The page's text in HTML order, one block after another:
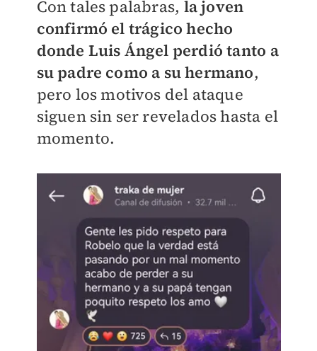
Con tales palabras, la joven
confirmó el trágico hecho
donde Luis Ángel perdió tanto a
su padre como a su hermano,
pero los motivos del ataque
siguen sin ser revelados hasta el
momento.